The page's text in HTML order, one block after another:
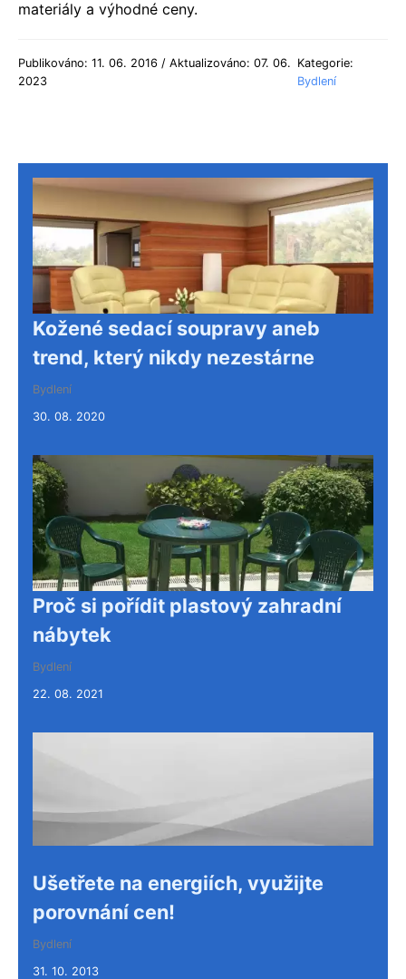
materiály a výhodné ceny.
Publikováno: 11. 06. 2016 / Aktualizováno: 07. 06.
2023
Kategorie:
Bydlení
Kožené sedací soupravy aneb
trend, který nikdy nezestárne
Bydlení
30. 08. 2020
Proč si pořídit plastový zahradní
nábytek
Bydlení
22. 08. 2021
Ušetřete na energiích, využijte
porovnání cen!
Bydlení
31. 10. 2013